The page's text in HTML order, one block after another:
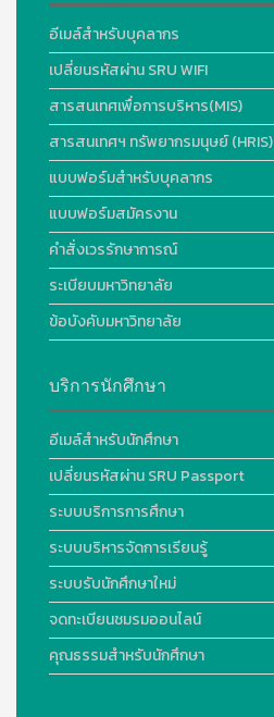
อีเมล์สำหรับบุคลากร
เปลี่ยนรหัสผ่าน SRU WIFI
สารสนเทศเพื่อการบริหาร(MIS)
สารสนเทศฯ ทรัพยากรมนุษย์ (HRIS)
แบบฟอร์มสำหรับบุคลากร
แบบฟอร์มสมัครงาน
คำสั่งเวรรักษาการณ์
ระเบียบมหาวิทยาลัย
ข้อบังคับมหาวิทยาลัย
บริการนักศึกษา
อีเมล์สำหรับนักศึกษา
เปลี่ยนรหัสผ่าน SRU Passport
ระบบบริการการศึกษา
ระบบบริหารจัดการเรียนรู้
ระบบรับนักศึกษาใหม่
จดทะเบียนชมรมออนไลน์
คุณธรรมสำหรับนักศึกษา